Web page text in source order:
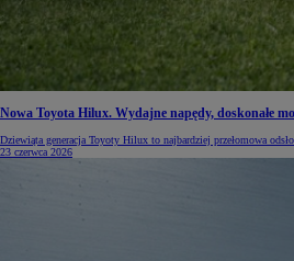
Nowa Toyota Hilux. Wydajne napędy, doskonałe
Dziewiąta generacja Toyoty Hilux to najbardziej przełomowa
23 czerwca 2026